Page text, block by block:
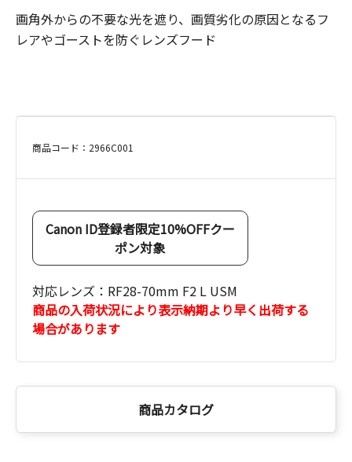
画角外からの不要な光を遮り、画質劣化の原因となるフ
レアやゴーストを防ぐレンズフード
商品コード：2966C001
Canon ID登録者限定10%OFFクー
ポン対象
対応レンズ：RF28-70mm F2 L USM
商品の入荷状況により表示納期より早く出荷する
場合があります
商品カタログ